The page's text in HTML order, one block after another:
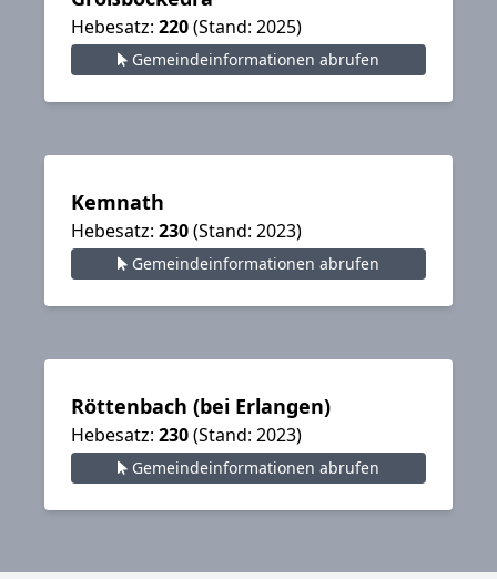
Donnerstag ,22:34 Uhr- Weisel: Hebesätze
bleiben stabil 2025
Donnerstag,22:34 Uhr- Hebesätze in Weyer:
Hebesatz: 220(Stand: 2025)
Gemeinde­infor­mationen abrufen
Kemnath
Hebesatz: 230(Stand: 2023)
Gemeinde­infor­mationen abrufen
Röttenbach (bei Erlangen)
Hebesatz: 230(Stand: 2023)
Gemeinde­infor­mationen abrufen